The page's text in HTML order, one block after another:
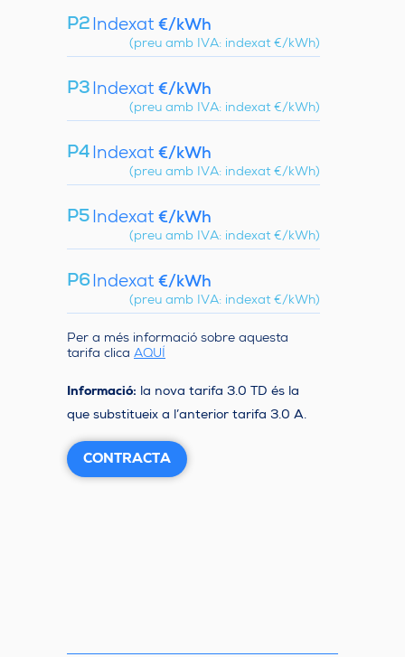
P2 Indexat €/kWh
(preu amb IVA: indexat €/kWh)
P3 Indexat €/kWh
(preu amb IVA: indexat €/kWh)
P4 Indexat €/kWh
(preu amb IVA: indexat €/kWh)
P5 Indexat €/kWh
(preu amb IVA: indexat €/kWh)
P6Indexat €/kWh
(preu amb IVA: indexat €/kWh)
Per a més informació sobre aquesta
tarifa clica AQUÍ
Informació: la nova tarifa 3.0 TD és la
que substitueix a l’anterior tarifa 3.0 A.
CONTRACTA